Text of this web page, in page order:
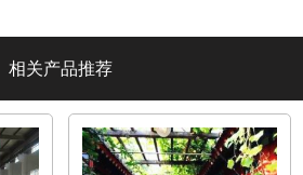
相关产品推荐